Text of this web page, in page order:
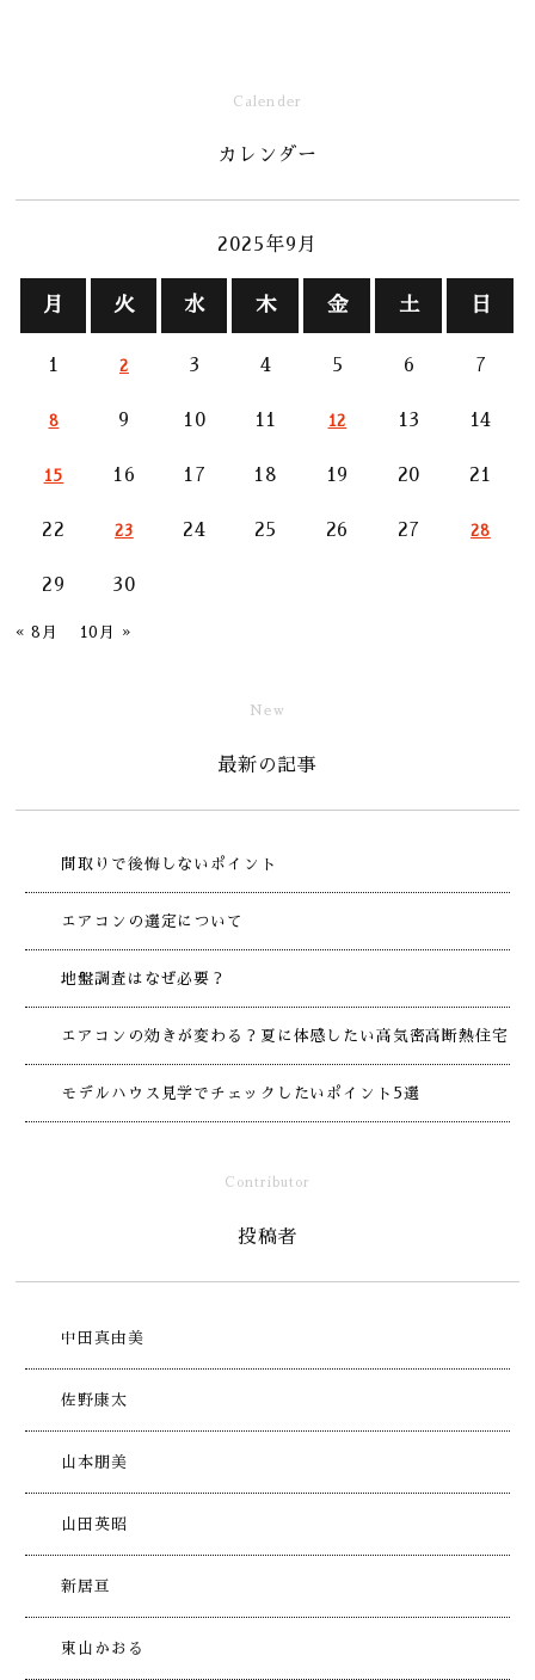
Calender
カレンダー
2025年9月
月 火 水 木 金 土 日
1 2 3 4 5 6 7
8 9 10 11 12 13 14
15 16 17 18 19 20 21
22 23 24 25 26 27 28
29 30
« 8月 10月 »
New
最新の記事
間取りで後悔しないポイント
エアコンの選定について
地盤調査はなぜ必要？
エアコンの効きが変わる？夏に体感したい高気密高断熱住宅
モデルハウス見学でチェックしたいポイント5選
Contributor
投稿者
中田真由美
佐野康太
山本朋美
山田英昭
新居亘
東山かおる